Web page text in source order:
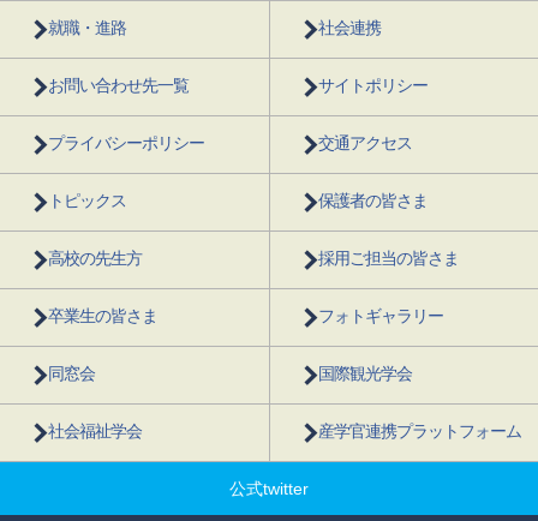
就職・進路 社会連携
お問い合わせ先一覧 サイトポリシー
プライバシーポリシー 交通アクセス
トピックス 保護者の皆さま
高校の先生方 採用ご担当の皆さま
卒業生の皆さま フォトギャラリー
同窓会 国際観光学会
社会福祉学会 産学官連携プラットフォーム
公式twitter